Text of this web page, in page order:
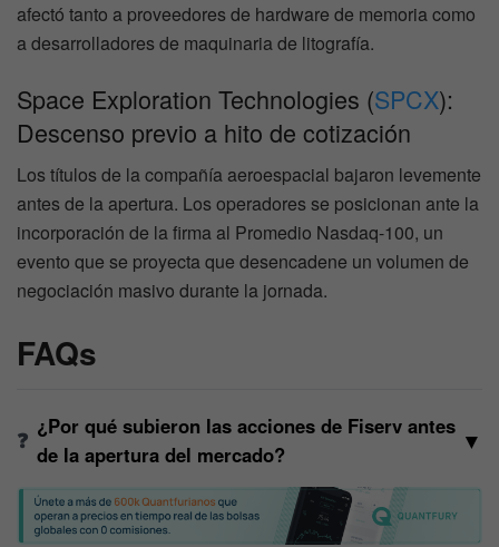
afectó tanto a proveedores de hardware de memoria como
a desarrolladores de maquinaria de litografía.
Space Exploration Technologies (SPCX):
Descenso previo a hito de cotización
Los títulos de la compañía aeroespacial bajaron levemente
antes de la apertura. Los operadores se posicionan ante la
incorporación de la firma al Promedio Nasdaq-100, un
evento que se proyecta que desencadene un volumen de
negociación masivo durante la jornada.
FAQs
¿Por qué subieron las acciones de Fiserv antes
de la apertura del mercado?
▼